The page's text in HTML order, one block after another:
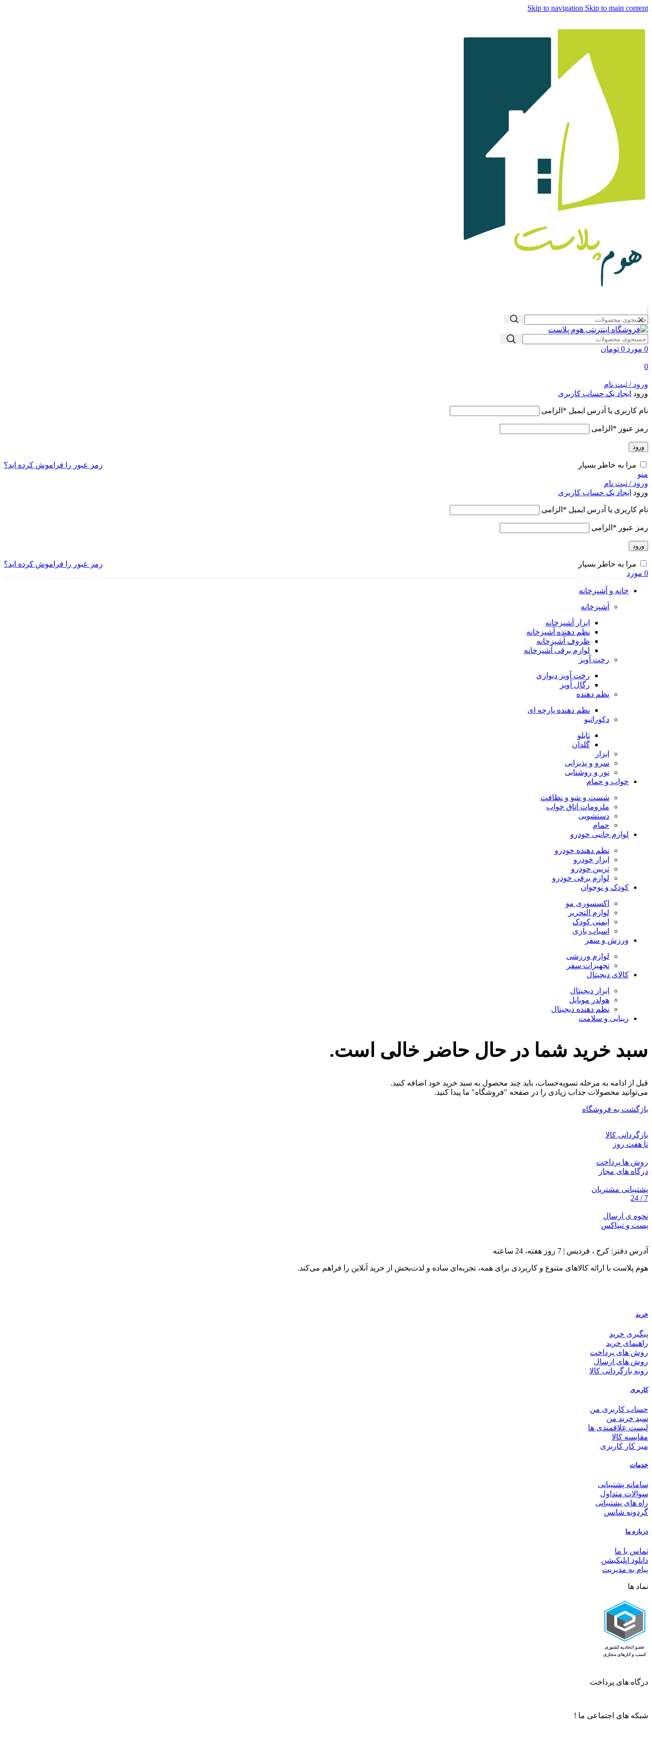
Skip to navigation Skip to main content
0 مورد 0 تومان
0
ورود / ثبت نام
ورود ایجاد یک حساب کاربری
نام کاربری یا آدرس ایمیل * الزامی
رمز عبور * الزامی
ورود
رمز عبور را فراموش کرده اید؟
مرا به خاطر بسپار
منو
ورود / ثبت نام
ورود ایجاد یک حساب کاربری
نام کاربری یا آدرس ایمیل * الزامی
رمز عبور * الزامی
ورود
رمز عبور را فراموش کرده اید؟
مرا به خاطر بسپار
0 مورد
خانه و آشپزخانه
آشپزخانه
ابزار آشپزخانه
نظم دهنده آشپزخانه
ظروف آشپزخانه
لوازم برقی آشپزخانه
رخت آویز
رخت آویز دیواری
رگال آویز
نظم دهنده
نظم دهنده پارچه ای
دکوراتیو
تابلو
گلدان
ابزار
سرو و پذیرایی
نور و روشنایی
خواب و حمام
شست و شو و نظافت
ملزومات اتاق خواب
دستشویی
حمام
لوازم جانبی خودرو
نظم دهنده خودرو
ابزار خودرو
تزیین خودرو
لوازم برقی خودرو
کودک و نوجوان
اکسسوری مو
لوازم التحریر
ایمنی کودک
اسباب بازی
ورزش و سفر
لوازم ورزشی
تجهیزات سفر
کالای دیجیتال
ابزار دیجیتال
هولدر موبایل
نظم دهنده دیجیتال
زیبایی و سلامت
سبد خرید شما در حال حاضر خالی است.
قبل از ادامه به مرحله تسویه‌حساب، باید چند محصول به سبد خرید خود اضافه کنید.
می‌توانید محصولات جذاب زیادی را در صفحه "فروشگاه" ما پیدا کنید.
بازگشت به فروشگاه
بازگردانی کالا
تا هفت روز
روش ها پرداخت
درگاه های مجاز
پشتیبانی مشتریان
7 / 24
نحوه ی ارسال
پست و تیپاکس
آدرس دفتر: کرج ، فردیس | 7 روز هفته، 24 ساعته
هوم پلاست با ارائه کالاهای متنوع و کاربردی برای همه، تجربه‌ای ساده و لذت‌بخش از خرید آنلاین را فراهم می‌کند.
خرید
پیگیری خرید
راهنمای خرید
روش های پرداخت
روش های ارسال
رویه بازگردانی کالا
کاربری
حساب کاربری من
سبد خرید من
لیست علاقمندی ها
مقایسه کالا
میز کار کاربری
خدمات
سامانه پشتیبانی
سوالات متداول
راه های پشتیبانی
گردونه شانس
درباره ما
تماس با ما
دانلود اپلیکیشن
پیام به مدیریت
نماد ها
درگاه های پرداخت
شبکه های اجتماعی ما !